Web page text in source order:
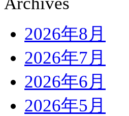
2026年8月
2026年7月
2026年6月
2026年5月